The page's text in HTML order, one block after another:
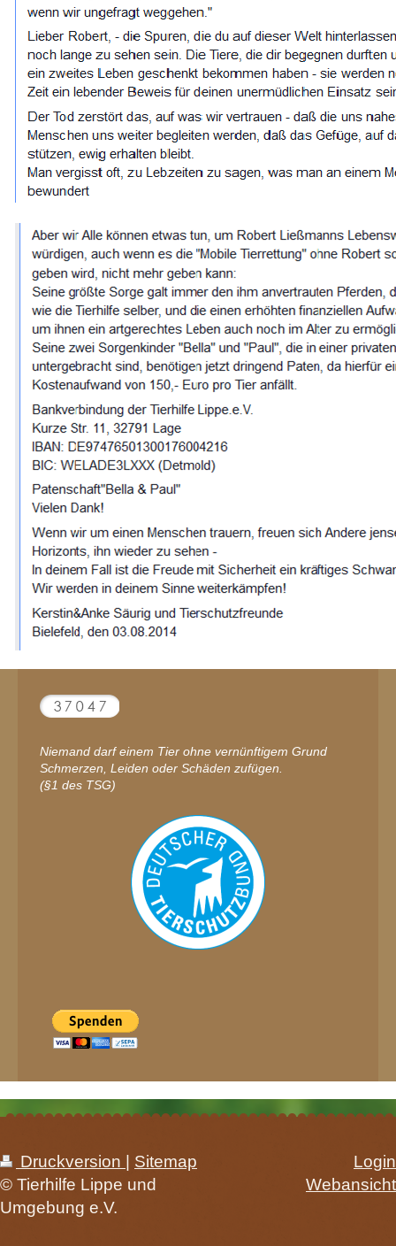
Niemand darf einem Tier ohne vernünftigem Grund
Schmerzen, Leiden oder Schäden zufügen.
(§1 des TSG)
Druckversion | Sitemap
© Tierhilfe Lippe und
Umgebung e.V.
Login
Webansicht